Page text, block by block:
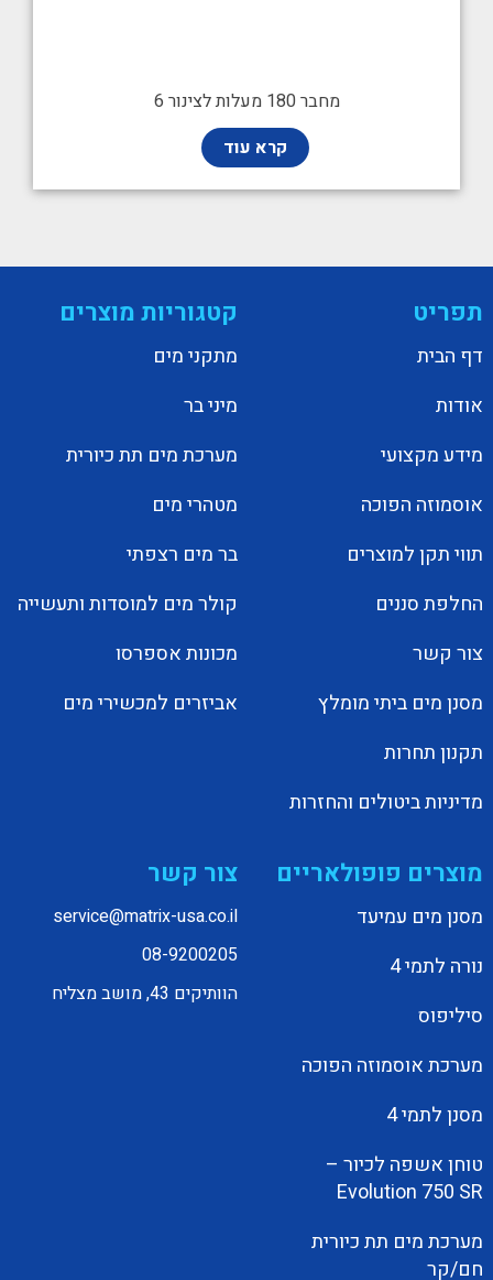
מחבר 180 מעלות לצינור 6
קרא עוד
תפריט
דף הבית
אודות
מידע מקצועי
אוסמוזה הפוכה
תווי תקן למוצרים
החלפת סננים
צור קשר
מסנן מים ביתי מומלץ
תקנון תחרות
מדיניות ביטולים והחזרות
קטגוריות מוצרים
מתקני מים
מיני בר
מערכת מים תת כיורית
מטהרי מים
בר מים רצפתי
קולר מים למוסדות ותעשייה
מכונות אספרסו
אביזרים למכשירי מים
מוצרים פופולאריים
מסנן מים עמיעד
נורה לתמי 4
סיליפוס
מערכת אוסמוזה הפוכה
מסנן לתמי 4
טוחן אשפה לכיור –
Evolution 750 SR
מערכת מים תת כיורית
חם/קר
צור קשר
service@matrix-usa.co.il
08-9200205
הוותיקים 43, מושב מצליח